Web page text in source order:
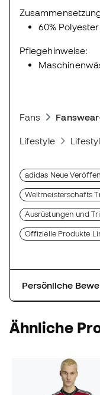
60%
Pflegehinweise:
Fans
Lifestyle
adidas Neue
Weltmeisterschafts
Ausrüstungen und
Offizielle Produkte
Persönliche
Ähnliche